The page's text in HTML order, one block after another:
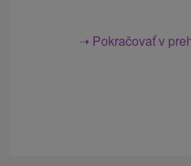
➝ Pokračovať v